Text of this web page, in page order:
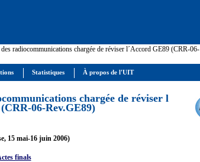
radiocommunications chargée de réviser l´Accord GE89 (CRR-06-
chargée de réviser l
06-Rev.GE89)
15 mai-16 juin 2006)
finals
Statistiques À propos de l'UIT